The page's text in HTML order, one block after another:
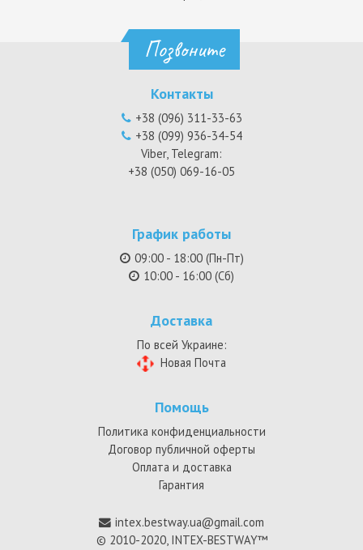
Позвоните
Контакты
+38 (096) 311-33-63
+38 (099) 936-34-54
Viber, Telegram:
+38 (050) 069-16-05
График работы
09:00 - 18:00 (Пн-Пт)
10:00 - 16:00 (Сб)
Доставка
По всей Украине:
Новая Почта
Помощь
Политика конфиденциальности
Договор публичной оферты
Оплата и доставка
Гарантия
intex.bestway.ua@gmail.com
© 2010-2020, INTEX-BESTWAY™